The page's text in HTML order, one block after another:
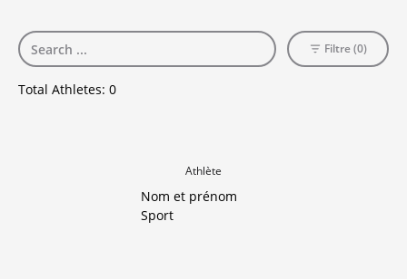
Total Athletes: 0
Filtre (0)
Athlète
Nom et prénom
Sport